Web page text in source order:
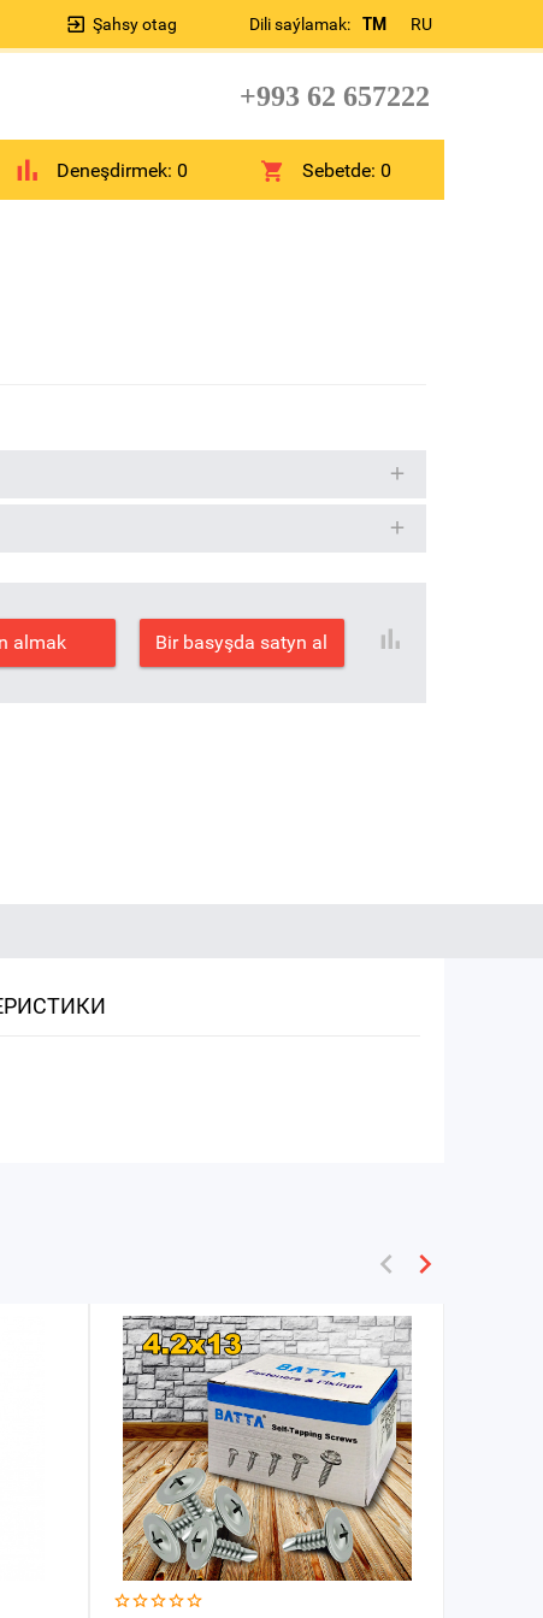
Dili saýlamak: TM RU
Şahsy otag
+993 62 657222
Deneşdirmek: 0 Sebetde:0
almak Bir basyşda satyn al